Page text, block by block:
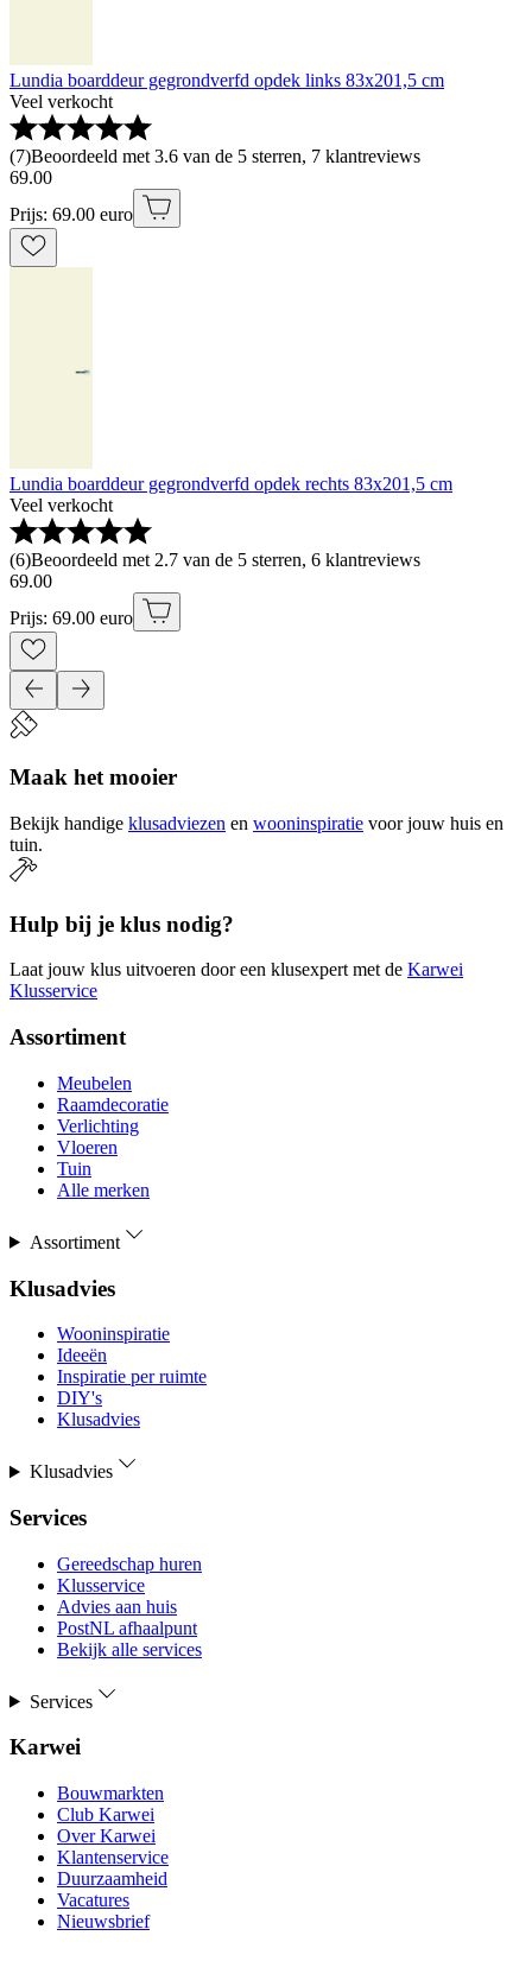
Lundia boarddeur gegrondverfd opdek links 83x201,5 cm
Veel verkocht
(7)Beoordeeld met 3.6 van de 5 sterren, 7 klantreviews
69.00
Prijs: 69.00 euro
Lundia boarddeur gegrondverfd opdek rechts 83x201,5 cm
Veel verkocht
(6)Beoordeeld met 2.7 van de 5 sterren, 6 klantreviews
69.00
Prijs: 69.00 euro
Maak het mooier
Bekijk handige klusadviezen en wooninspiratie voor jouw huis en
tuin.
Hulp bij je klus nodig?
Laat jouw klus uitvoeren door een klusexpert met de Karwei
Klusservice
Assortiment
Meubelen
Raamdecoratie
Verlichting
Vloeren
Tuin
Alle merken
Assortiment
Klusadvies
Wooninspiratie
Ideeën
Inspiratie per ruimte
DIY's
Klusadvies
Klusadvies
Services
Gereedschap huren
Klusservice
Advies aan huis
PostNL afhaalpunt
Bekijk alle services
Services
Karwei
Bouwmarkten
Club Karwei
Over Karwei
Klantenservice
Duurzaamheid
Vacatures
Nieuwsbrief